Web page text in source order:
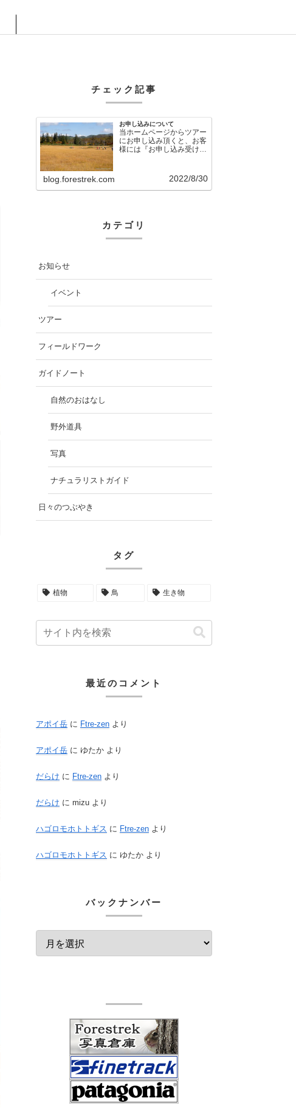
チェック記事
お申し込みについて
当ホームページからツアー
にお申し込み頂くと、お客
様には『お申し込み受け付
blog.forestrek.com 2022/8/30
カテゴリ
お知らせ
イベント
ツアー
フィールドワーク
ガイドノート
自然のおはなし
野外道具
写真
ナチュラリストガイド
日々のつぶやき
タグ
植物 鳥 生き物
最近のコメント
アポイ岳 に Ftre-zen より
アポイ岳 に ゆたか より
だらけ に Ftre-zen より
だらけ に mizu より
ハゴロモホトトギス に Ftre-zen より
ハゴロモホトトギス に ゆたか より
バックナンバー